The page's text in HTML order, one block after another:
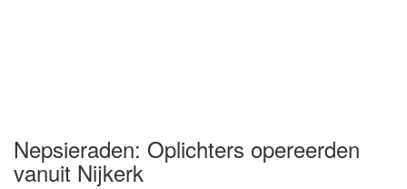
Nepsieraden: Oplichters opereerden
vanuit Nijkerk